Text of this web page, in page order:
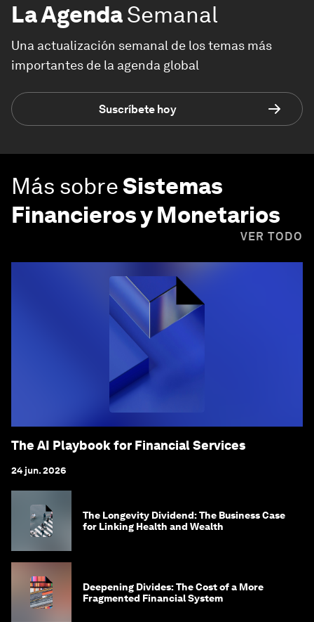
La AgendaSemanal
Una actualización semanal de los temas más
importantes de la agenda global
Suscríbete hoy
Más sobreSistemas
Financieros y Monetarios
VER TODO
The AI Playbook for Financial Services
24 jun. 2026
The Longevity Dividend: The Business Case
for Linking Health and Wealth
Deepening Divides: The Cost of a More
Fragmented Financial System